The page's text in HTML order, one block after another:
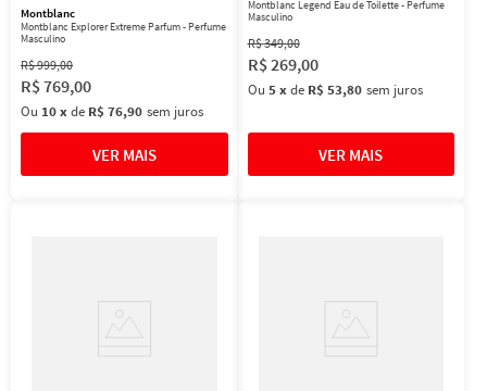
Montblanc
Montblanc Explorer Extreme Parfum - Perfume
Masculino
R$999,00
R$769,00
Ou 10xde R$ 76,90 sem juros
Montblanc Legend Eau de Toilette - Perfume
Masculino
R$349,00
R$269,00
Ou 5 xde R$ 53,80 sem juros